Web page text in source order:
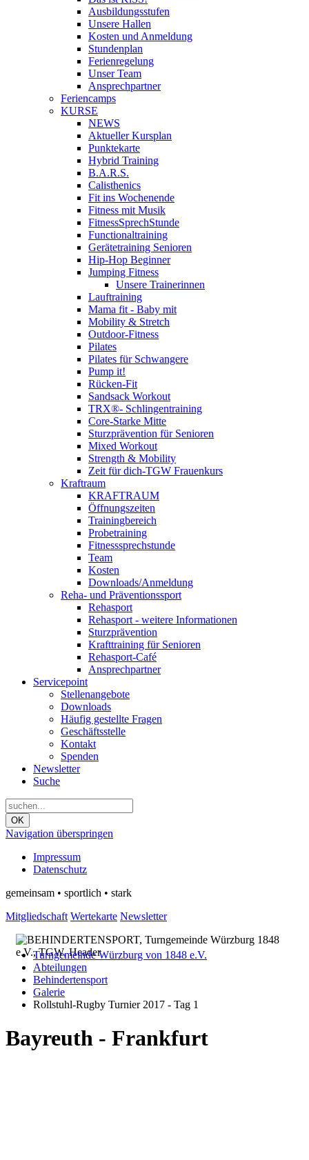
Ausbildungsstufen
Unsere Hallen
Kosten und Anmeldung
Stundenplan
Ferienregelung
Unser Team
Ansprechpartner
Feriencamps
KURSE
NEWS
Aktueller Kursplan
Punktekarte
Hybrid Training
B.A.R.S.
Calisthenics
Fit ins Wochenende
Fitness mit Musik
FitnessSprechStunde
Functionaltraining
Gerätetraining Senioren
Hip-Hop Beginner
Jumping Fitness
Unsere Trainerinnen
Lauftraining
Mama fit - Baby mit
Mobility & Stretch
Outdoor-Fitness
Pilates
Pilates für Schwangere
Pump it!
Rücken-Fit
Sandsack Workout
TRX®- Schlingentraining
Core-Starke Mitte
Sturzprävention für Senioren
Mixed Workout
Strength & Mobility
Zeit für dich-TGW Frauenkurs
Kraftraum
KRAFTRAUM
Öffnungszeiten
Trainingbereich
Probetraining
Fitnesssprechstunde
Team
Kosten
Downloads/Anmeldung
Reha- und Präventionssport
Rehasport
Rehasport - weitere Informationen
Sturzprävention
Krafttraining für Senioren
Rehasport-Café
Ansprechpartner
Servicepoint
Stellenangebote
Downloads
Häufig gestellte Fragen
Geschäftsstelle
Kontakt
Spenden
Newsletter
Suche
OK
Navigation überspringen
Impressum
Datenschutz
gemeinsam • sportlich • stark
Mitgliedschaft Wertekarte Newsletter
Turngemeinde Würzburg von 1848 e.V.
Abteilungen
Behindertensport
Galerie
Rollstuhl-Rugby Turnier 2017 - Tag 1
Bayreuth - Frankfurt